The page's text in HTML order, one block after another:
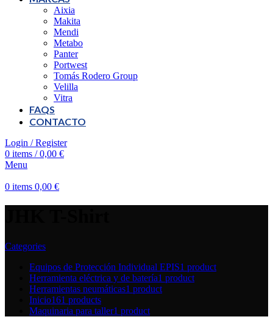
Aixia
Makita
Mendi
Metabo
Panter
Portwest
Tomás Rodero Group
Velilla
Vitra
FAQS
CONTACTO
Login / Register
0 items / 0,00 €
Menu
0 items 0,00 €
Categories
Equipos de Protección Individual EPIS1 product
Herramienta eléctrica y de batería1 product
Herramientas neumáticas1 product
Inicio161 products
Maquinaria para taller1 product